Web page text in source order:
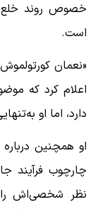
خصوص روند
است.
«نعمان
اعلام کرد که
دارد، اما او
او همچنین
چارچوب فرآیند
نظر شخصی‌اش را